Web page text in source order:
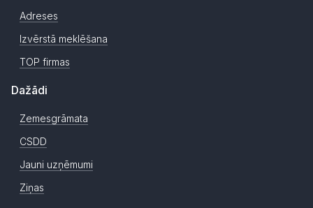
Adreses
Izvērstā meklēšana
TOP firmas
Dažādi
Zemesgrāmata
CSDD
Jauni uzņēmumi
Ziņas